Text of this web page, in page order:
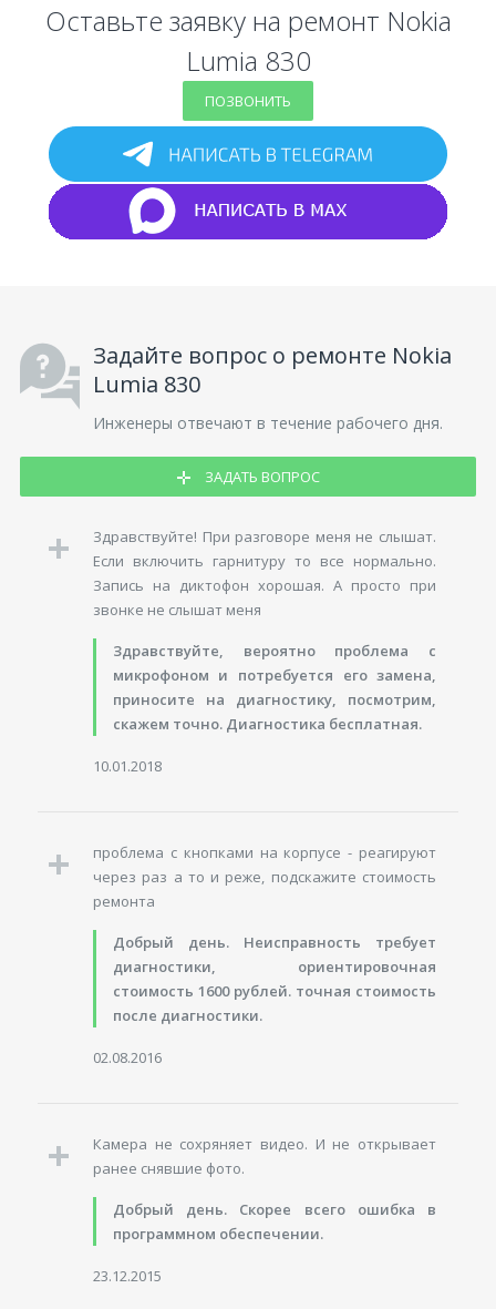
Оставьте заявку на ремонт Nokia
Lumia 830
ПОЗВОНИТЬ
Задайте вопрос о ремонте Nokia
Lumia 830
Инженеры отвечают в течение рабочего дня.
ЗАДАТЬ ВОПРОС
Здравствуйте! При разговоре меня не слышат.
Если включить гарнитуру то все нормально.
Запись на диктофон хорошая. А просто при
звонке не слышат меня
Здравствуйте, вероятно проблема с
микрофоном и потребуется его замена,
приносите на диагностику, посмотрим,
скажем точно. Диагностика бесплатная.
10.01.2018
проблема с кнопками на корпусе - реагируют
через раз а то и реже, подскажите стоимость
ремонта
Добрый день. Неисправность требует
диагностики, ориентировочная
стоимость 1600 рублей. точная стоимость
после диагностики.
02.08.2016
Камера не сохряняет видео. И не открывает
ранее снявшие фото.
Добрый день. Скорее всего ошибка в
программном обеспечении.
23.12.2015